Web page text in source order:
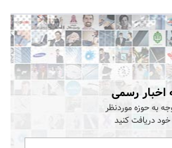
اخبار رسمی
به حوزه موردنظر
دریافت کنید